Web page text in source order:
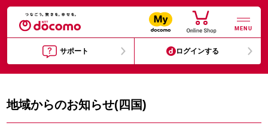
MENU
サポート ログインする
地域からのお知らせ(四国)